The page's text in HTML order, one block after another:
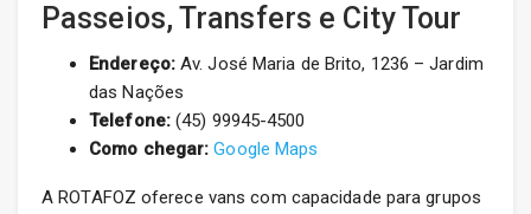
Passeios, Transfers e City Tour
Endereço:Av. José Maria de Brito, 1236 – Jardim
das Nações
Telefone:(45) 99945-4500
Como chegar: Google Maps
A ROTAFOZ oferece vans com capacidade para grupos